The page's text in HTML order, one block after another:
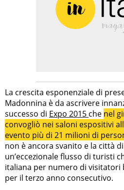
La crescita esponenziale di
Madonnina è da ascrivere
successo di Expo 2015 che nel
convogliò nei saloni espositivi
evento più di 21 milioni di
non è ancora svanito e la città
un’eccezionale flusso di turisti
italiana per numero di visitatori
per il terzo anno consecutivo.